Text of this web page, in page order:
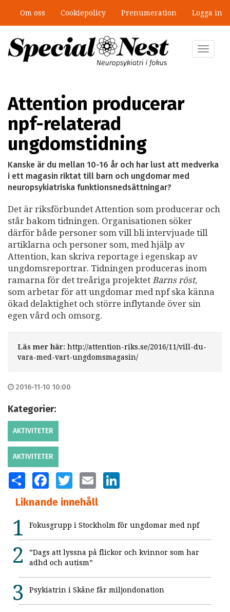
huvudinnehåll
Om oss Cookiepolicy Prenumeration Logga in
Toggle
Attention producerar
npf-relaterad
ungdomstidning
Kanske är du mellan 10-16 år och har lust att medverka
i ett magasin riktat till barn och ungdomar med
neuropsykiatriska funktionsnedsättningar?
Det är riksförbundet Attention som producerar och
står bakom tidningen. Organisationen söker
därför både personer som vill bli intervjuade till
artiklarna och personer som, med hjälp av
Attention, kan skriva reportage i egenskap av
ungdomsreportrar. Tidningen produceras inom
ramarna för det treåriga projektet Barns röst,
som arbetar för att ungdomar med npf ska känna
ökad delaktighet och större inflytande över sin
egen vård och omsorg.
Läs mer här: http://attention-riks.se/2016/11/vill-du-
vara-med-vart-ungdomsmagasin/
2016-11-10 10:00
Kategorier:
AKTIVITETER
AKTIVITETER
SHARE FACEBOOKTWITTER EMAIL
Liknande innehåll
Fokusgrupp i Stockholm för ungdomar med npf
”Dags att lyssna på flickor och kvinnor som har
adhd och autism”
Psykiatrin i Skåne får miljondonation
”Jobbet gick bra – just därför togs
stödet bort”